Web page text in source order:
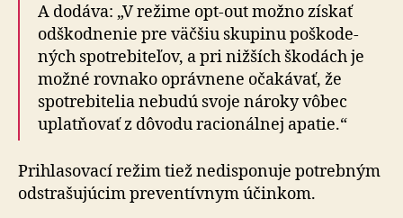
A dodáva: „V režime opt-out možno získať
odškod­nenie pre väčšiu sku­pinu poško­de­
ných spotre­bi­teľov, a pri nižších škodách je
možné rov­nako opráv­nene oča­ká­vať, že
spotre­bi­telia ne­budú svoje nároky vôbec
uplat­ňovať z dô­vo­du ra­cio­nálnej apatie.“
Prihlasovací režim tiež nedisponuje potrebným
odstra­šu­júcim pre­ven­tívnym účinkom.